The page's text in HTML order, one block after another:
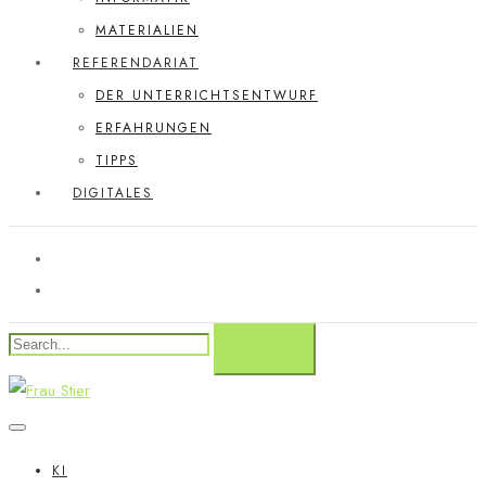
MATERIALIEN
REFERENDARIAT
DER UNTERRICHTSENTWURF
ERFAHRUNGEN
TIPPS
DIGITALES
KI